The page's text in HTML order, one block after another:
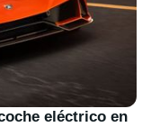
eléctrico en